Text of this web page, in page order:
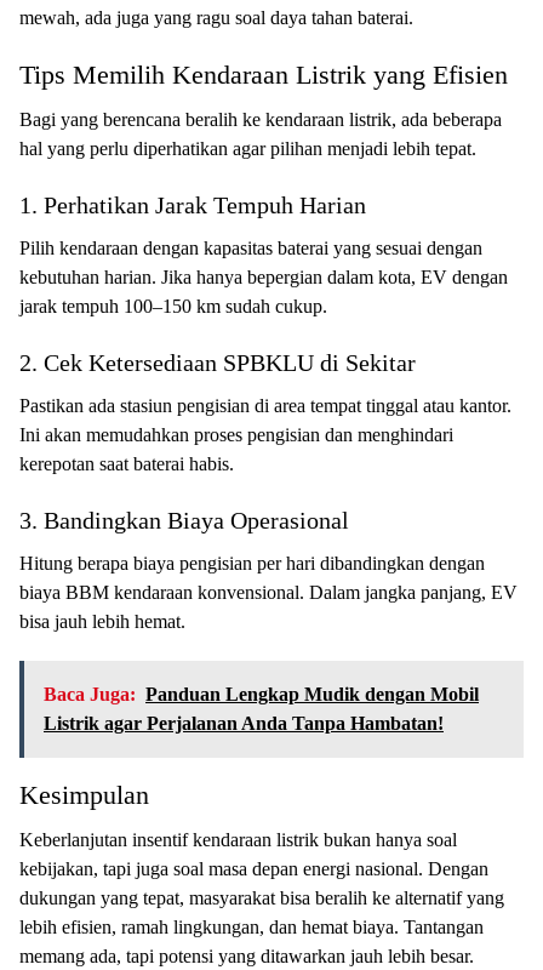
mewah, ada juga yang ragu soal daya tahan baterai.
Tips Memilih Kendaraan Listrik yang Efisien
Bagi yang berencana beralih ke kendaraan listrik, ada beberapa
hal yang perlu diperhatikan agar pilihan menjadi lebih tepat.
1. Perhatikan Jarak Tempuh Harian
Pilih kendaraan dengan kapasitas baterai yang sesuai dengan
kebutuhan harian. Jika hanya bepergian dalam kota, EV dengan
jarak tempuh 100–150 km sudah cukup.
2. Cek Ketersediaan SPBKLU di Sekitar
Pastikan ada stasiun pengisian di area tempat tinggal atau kantor.
Ini akan memudahkan proses pengisian dan menghindari
kerepotan saat baterai habis.
3. Bandingkan Biaya Operasional
Hitung berapa biaya pengisian per hari dibandingkan dengan
biaya BBM kendaraan konvensional. Dalam jangka panjang, EV
bisa jauh lebih hemat.
Baca Juga: Panduan Lengkap Mudik dengan Mobil
Listrik agar Perjalanan Anda Tanpa Hambatan!
Kesimpulan
Keberlanjutan insentif kendaraan listrik bukan hanya soal
kebijakan, tapi juga soal masa depan energi nasional. Dengan
dukungan yang tepat, masyarakat bisa beralih ke alternatif yang
lebih efisien, ramah lingkungan, dan hemat biaya. Tantangan
memang ada, tapi potensi yang ditawarkan jauh lebih besar.